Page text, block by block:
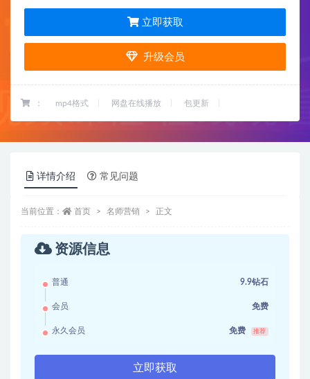
立即获取
升级会员
： mp4格式 网盘在线播放 包更新
详情介绍 常见问题
当前位置： 首页 名师营销 正文
资源信息
普通 9.9钻石
会员 免费
永久会员 免费 推荐
立即获取